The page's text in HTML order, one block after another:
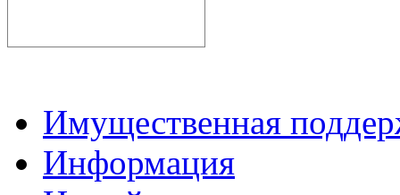
Имущественная
Информация